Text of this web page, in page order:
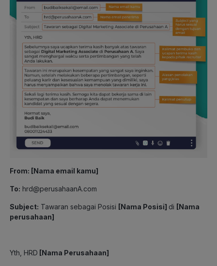
From: [Nama email kamu]
To: hrd@perusahaanA.com
Subject: Tawaran sebagai Posisi [Nama Posisi] di [Nama
perusahaan]
Yth, HRD [Nama Perusahaan]